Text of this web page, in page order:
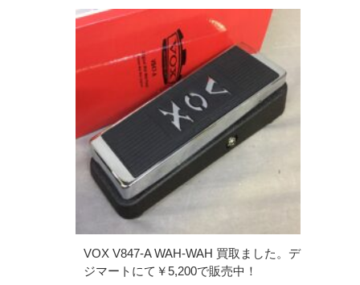
VOX V847-A WAH-WAH 買取ました。デ
ジマートにて￥5,200で販売中！